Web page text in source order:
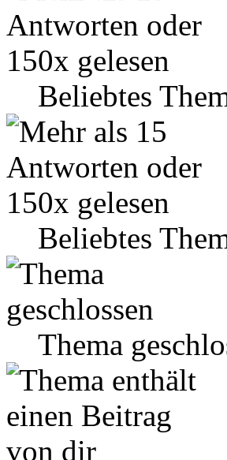
Beliebtes
Beliebtes
Thema